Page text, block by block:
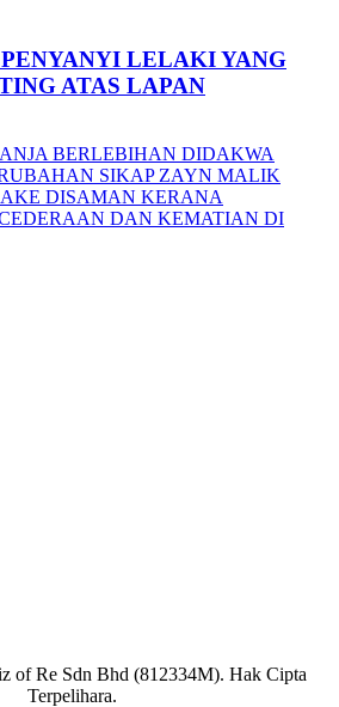
LELAKI YANG
ATAS LAPAN
BERLEBIHAN DIDAKWA
SIKAP ZAYN MALIK
DISAMAN KERANA
DAN KEMATIAN DI
of Re Sdn Bhd (812334M). Hak Cipta
Terpelihara.